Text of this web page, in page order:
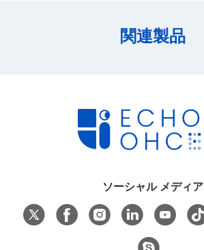
関連製品
ソーシャル メディア